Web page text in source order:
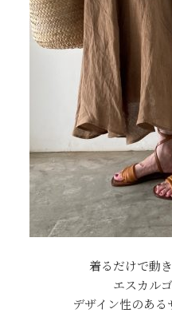
着るだけで動
エスカル
デザイン性のある